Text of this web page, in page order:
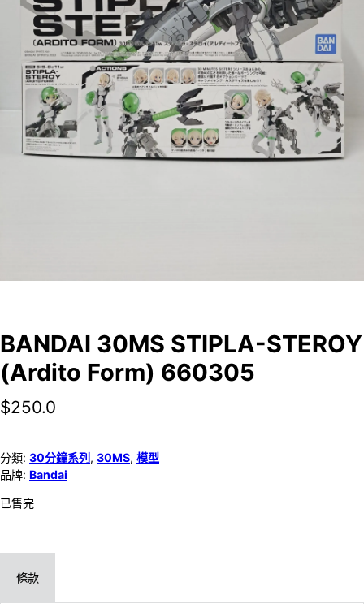
BANDAI 30MS STIPLA-STEROY
(Ardito Form) 660305
$250.0
分類: 30分鐘系列 , 30MS, 模型
品牌: Bandai
已售完
條款